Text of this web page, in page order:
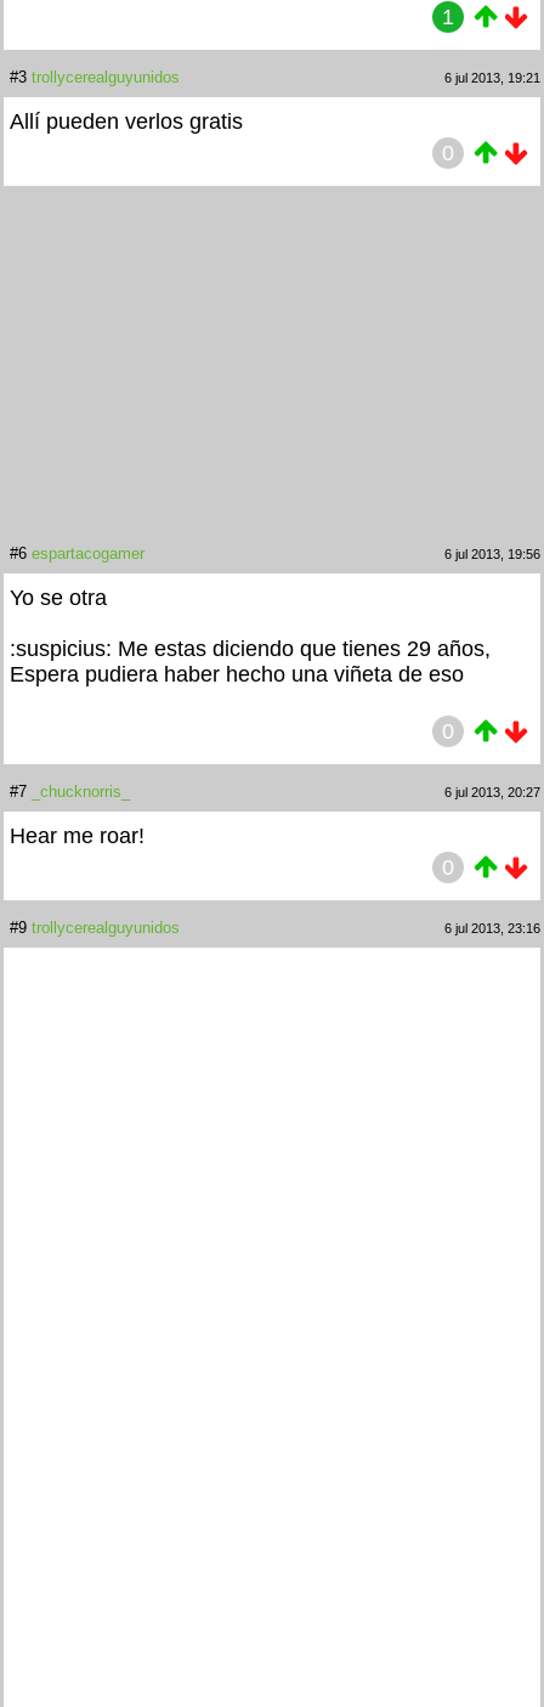
1
#3 trollycerealguyunidos 6 jul 2013, 19:21
Allí pueden verlos gratis
0
#6 espartacogamer 6 jul 2013, 19:56
Yo se otra
:suspicius: Me estas diciendo que tienes 29 años,
Espera pudiera haber hecho una viñeta de eso
0
#7 _chucknorris_ 6 jul 2013, 20:27
Hear me roar!
0
#9 trollycerealguyunidos 6 jul 2013, 23:16